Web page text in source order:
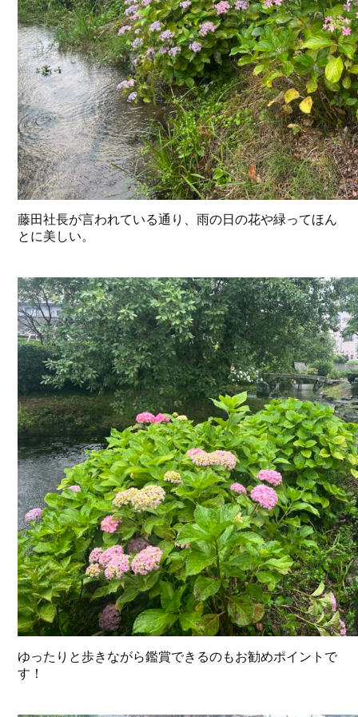
藤田社長が言われている通り、雨の日の花や緑ってほん
とに美しい。
ゆったりと歩きながら鑑賞できるのもお勧めポイントで
す！